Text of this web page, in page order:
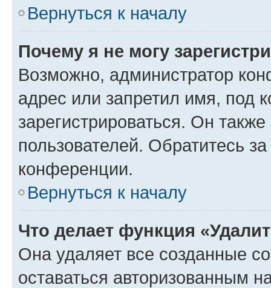
Вернуться к началу
Почему я не могу
Возможно, администратор
адрес или запретил имя, под
зарегистрироваться. Он
пользователей. Обратитесь
конференции.
Вернуться к началу
Что делает функция
Она удаляет все созданные
оставаться авторизованным